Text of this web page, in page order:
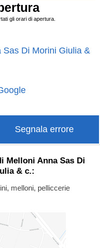
gli orari di apertura.
Sas Di Morini Giulia &
Segnala errore
Melloni Anna Sas Di
& c.:
melloni, pelliccerie